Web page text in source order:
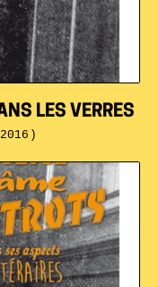
LES VERRES